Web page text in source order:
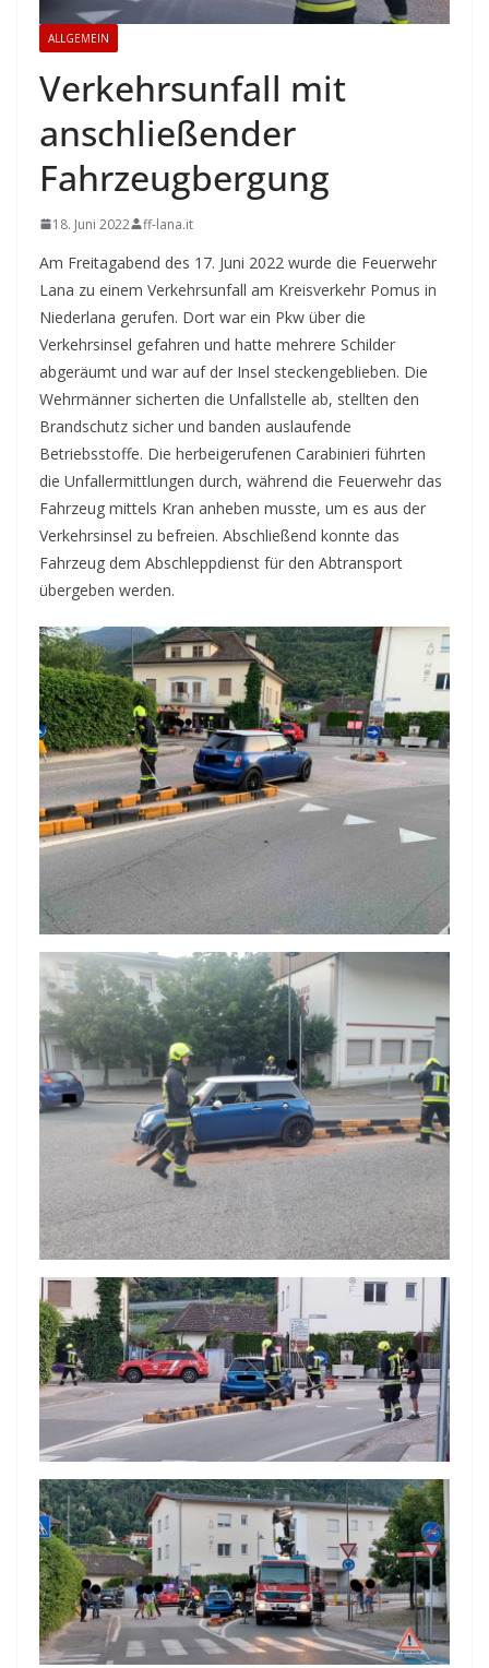
ALLGEMEIN
Verkehrsunfall mit
anschließender
Fahrzeugbergung
18. Juni 2022 ff-lana.it
Am Freitagabend des 17. Juni 2022 wurde die Feuerwehr
Lana zu einem Verkehrsunfall am Kreisverkehr Pomus in
Niederlana gerufen. Dort war ein Pkw über die
Verkehrsinsel gefahren und hatte mehrere Schilder
abgeräumt und war auf der Insel steckengeblieben. Die
Wehrmänner sicherten die Unfallstelle ab, stellten den
Brandschutz sicher und banden auslaufende
Betriebsstoffe. Die herbeigerufenen Carabinieri führten
die Unfallermittlungen durch, während die Feuerwehr das
Fahrzeug mittels Kran anheben musste, um es aus der
Verkehrsinsel zu befreien. Abschließend konnte das
Fahrzeug dem Abschleppdienst für den Abtransport
übergeben werden.